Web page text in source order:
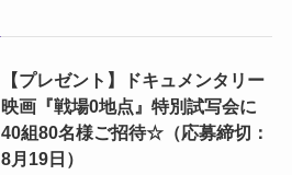
【プレゼント】ドキュメンタリー
映画『戦場0地点』特別試写会に
40組80名様ご招待☆（応募締切：
8月19日）